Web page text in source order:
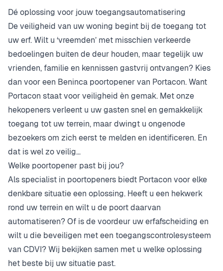
Dé oplossing voor jouw toegangsautomatisering
De veiligheid van uw woning begint bij de toegang tot
uw erf. Wilt u ‘vreemden’ met misschien verkeerde
bedoelingen buiten de deur houden, maar tegelijk uw
vrienden, familie en kennissen gastvrij ontvangen? Kies
dan voor een Beninca poortopener van Portacon. Want
Portacon staat voor veiligheid èn gemak. Met onze
hekopeners verleent u uw gasten snel en gemakkelijk
toegang tot uw terrein, maar dwingt u ongenode
bezoekers om zich eerst te melden en identificeren. En
dat is wel zo veilig…
Welke poortopener past bij jou?
Als specialist in poortopeners biedt Portacon voor elke
denkbare situatie een oplossing. Heeft u een hekwerk
rond uw terrein en wilt u de poort daarvan
automatiseren? Of is de voordeur uw erfafscheiding en
wilt u die beveiligen met een toegangscontrolesysteem
van CDVI? Wij bekijken samen met u welke oplossing
het beste bij uw situatie past.